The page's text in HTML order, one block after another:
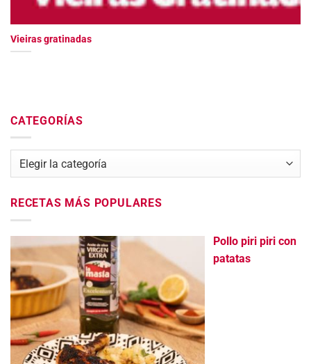
Vieiras gratinadas
CATEGORÍAS
Categorías
RECETAS MÁS POPULARES
Pollo piri piri con
patatas